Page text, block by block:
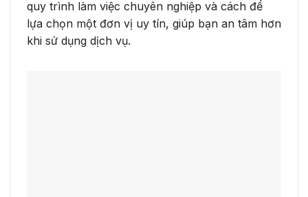
quy trình làm việc chuyên nghiệp và cách để
lựa chọn một đơn vị uy tín, giúp bạn an tâm hơn
khi sử dụng dịch vụ.